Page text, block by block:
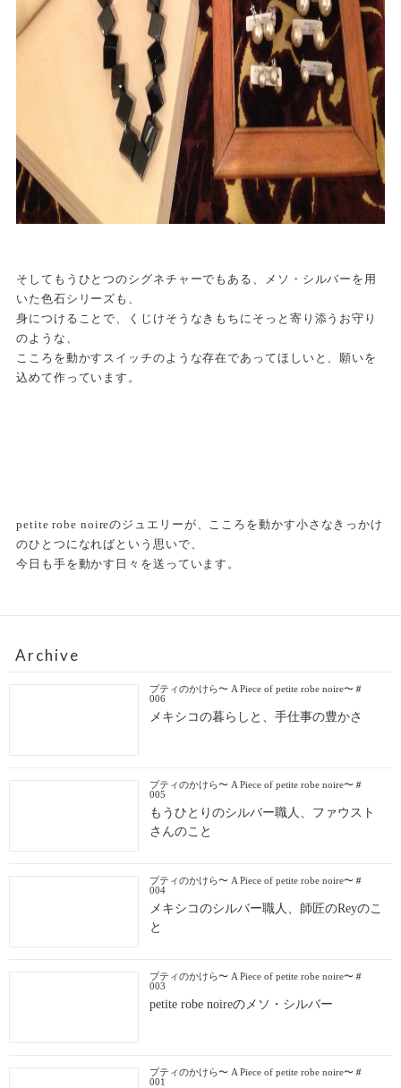
そしてもうひとつのシグネチャーでもある、メソ・シルバーを用
いた色石シリーズも、
身につけることで、くじけそうなきもちにそっと寄り添うお守り
のような、
こころを動かすスイッチのような存在であってほしいと、願いを
込めて作っています。
petite robe noireのジュエリーが、こころを動かす小さなきっかけ
のひとつになればという思いで、
今日も手を動かす日々を送っています。
Archive
プティのかけら〜 A Piece of petite robe noire〜＃
006
メキシコの暮らしと、手仕事の豊かさ
プティのかけら〜 A Piece of petite robe noire〜＃
005
もうひとりのシルバー職人、ファウスト
さんのこと
プティのかけら〜 A Piece of petite robe noire〜＃
004
メキシコのシルバー職人、師匠のReyのこ
と
プティのかけら〜 A Piece of petite robe noire〜＃
003
petite robe noireのメソ・シルバー
プティのかけら〜 A Piece of petite robe noire〜＃
001